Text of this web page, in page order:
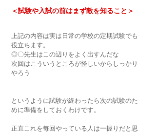
＜試験や入試の前はまず敵を知ること＞
上記の内容は実は日常の学校の定期試験でも
役立ちます。
◎〇先生はこの辺りをよく出すんだな
次回はこういうところが怪しいからしっかり
やろう
というように試験が終わったら次の試験のた
めに準備をしておくわけです。
正直これを毎回やっている人は一握りだと思